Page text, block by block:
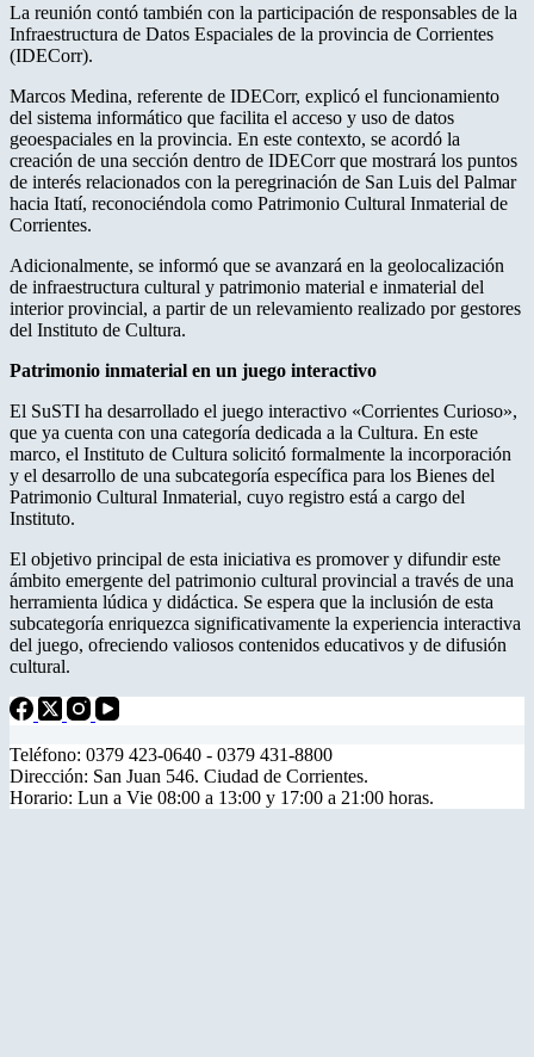
La reunión contó también con la participación de responsables de la
Infraestructura de Datos Espaciales de la provincia de Corrientes
(IDECorr).
Marcos Medina, referente de IDECorr, explicó el funcionamiento
del sistema informático que facilita el acceso y uso de datos
geoespaciales en la provincia. En este contexto, se acordó la
creación de una sección dentro de IDECorr que mostrará los puntos
de interés relacionados con la peregrinación de San Luis del Palmar
hacia Itatí, reconociéndola como Patrimonio Cultural Inmaterial de
Corrientes.
Adicionalmente, se informó que se avanzará en la geolocalización
de infraestructura cultural y patrimonio material e inmaterial del
interior provincial, a partir de un relevamiento realizado por gestores
del Instituto de Cultura.
Patrimonio inmaterial en un juego interactivo
El SuSTI ha desarrollado el juego interactivo «Corrientes Curioso»,
que ya cuenta con una categoría dedicada a la Cultura. En este
marco, el Instituto de Cultura solicitó formalmente la incorporación
y el desarrollo de una subcategoría específica para los Bienes del
Patrimonio Cultural Inmaterial, cuyo registro está a cargo del
Instituto.
El objetivo principal de esta iniciativa es promover y difundir este
ámbito emergente del patrimonio cultural provincial a través de una
herramienta lúdica y didáctica. Se espera que la inclusión de esta
subcategoría enriquezca significativamente la experiencia interactiva
del juego, ofreciendo valiosos contenidos educativos y de difusión
cultural.
Teléfono: 0379 423-0640 - 0379 431-8800
Dirección: San Juan 546. Ciudad de Corrientes.
Horario: Lun a Vie 08:00 a 13:00 y 17:00 a 21:00 horas.